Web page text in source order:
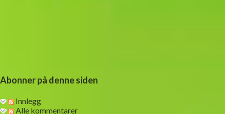
Abonner på denne siden
Innlegg
Alle kommentarer